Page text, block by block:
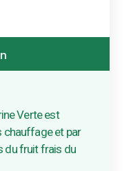
Verte est
chauffage et par
du fruit frais du